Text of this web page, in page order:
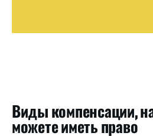
Виды компенсации,
можете иметь право